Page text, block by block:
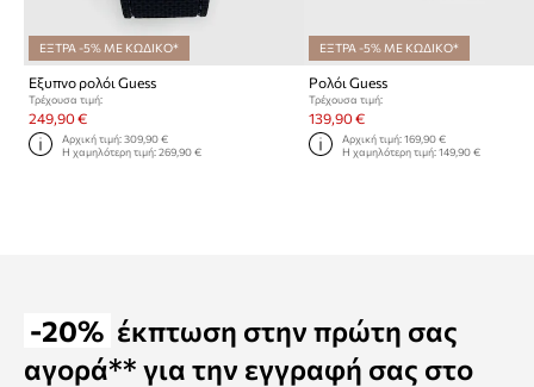
ΕΞΤΡΑ -5% ΜΕ ΚΩΔΙΚΟ*
Εξυπνο ρολόι Guess
Τρέχουσα τιμή:
249,90 €
Αρχική τιμή:309,90 €
Η χαμηλότερη τιμή:269,90 €
ΕΞΤΡΑ -5% ΜΕ ΚΩΔΙΚΟ*
Ρολόι Guess
Τρέχουσα τιμή:
139,90 €
Αρχική τιμή: 169,90 €
Η χαμηλότερη τιμή: 149,90 €
-20% έκπτωση στην πρώτη σας
αγορά** για την εγγραφή σας στο